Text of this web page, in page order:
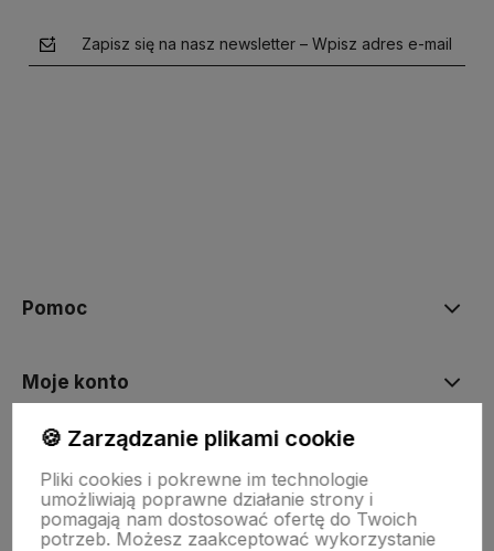
Zapisz się na nasz newsletter – Wpisz adres e-mail
Pomoc
Moje konto
Płatności i dostawa
Informacje
🍪 Zarządzanie plikami cookie
Pliki cookies i pokrewne im technologie
umożliwiają poprawne działanie strony i
pomagają nam dostosować ofertę do Twoich
potrzeb. Możesz zaakceptować wykorzystanie